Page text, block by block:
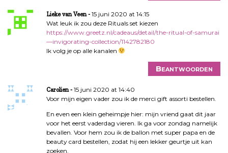
Lieke van Veen
15 juni 2020 at 14:15
Wat leuk ik zou deze Rituals set kiezen
https://www.greetz.nl/cadeaus/detail/the-ritual-of-samurai
—invigorating-collection/1142782180
Ik volg je op alle kanalen
Beantwoorden
Carolien
15 juni 2020 at 14:40
Voor mijn eigen vader zou ik de merci gift assorti bestellen.
En even een klein geheimpje hier: mijn vriend gaat dit jaar
voor het eerst vaderdag vieren. Ik ga voor zondag namelijk
bevallen. Voor hem zou ik de ballon met super papa en de
beauty card bestellen, zodat hij een lekker geurtje uit kan
zoeken.